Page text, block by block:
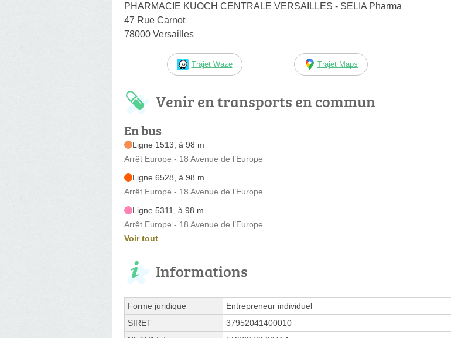
PHARMACIE KUOCH CENTRALE VERSAILLES - SELIA Pharma
47 Rue Carnot
78000 Versailles
Trajet Waze Trajet Maps
Venir en transports en commun
En bus
Ligne 1513, à 98 m
Arrêt Europe - 18 Avenue de l’Europe
Ligne 6528, à 98 m
Arrêt Europe - 18 Avenue de l’Europe
Ligne 5311, à 98 m
Arrêt Europe - 18 Avenue de l’Europe
Voir tout
Informations
Forme juridique
Entrepreneur individuel
SIRET
37952041400010